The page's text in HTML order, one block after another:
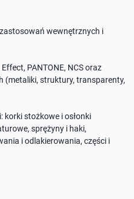
wewnętrznych i
PANTONE, NCS oraz
(metaliki, struktury, transparenty,
korki stożkowe i osłonki
sprężyny i haki,
i odlakierowania, części i